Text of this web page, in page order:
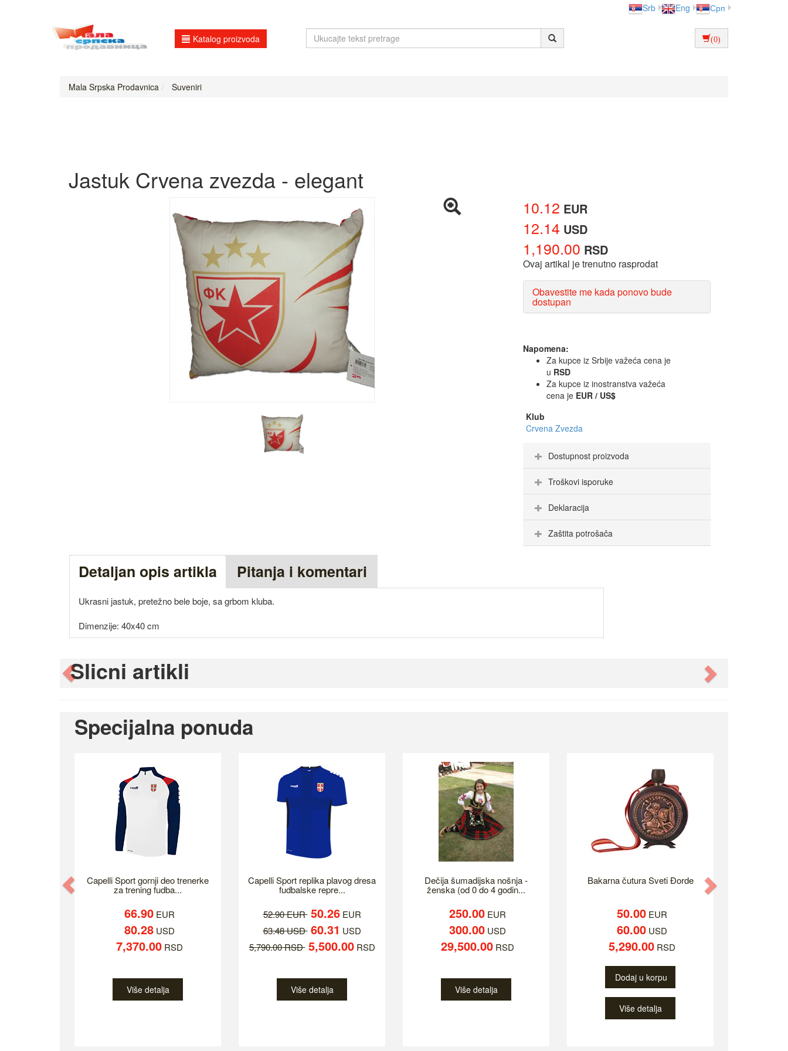
Srb Eng Срп
Katalog proizvoda (0)
Mala Srpska Prodavnica Suveniri
Jastuk Crvena zvezda - elegant
10.12 EUR
12.14 USD
1,190.00 RSD
Ovaj artikal je trenutno rasprodat
Obavestite me kada ponovo bude
dostupan
Napomena:
Za kupce iz Srbije važeća cena je
u RSD
Za kupce iz inostranstva važeća
cena je EUR / US$
Klub
Crvena Zvezda
Dostupnost proizvoda
Troškovi isporuke
Deklaracija
Zaštita potrošača
Detaljan opis artikla Pitanja i komentari
Ukrasni jastuk, pretežno bele boje, sa grbom kluba.
Dimenzije: 40x40 cm
Slicni artikli
Previous
Specijalna ponuda
Capelli Sport gornji deo trenerke
za trening fudba...
66.90EUR
80.28USD
7,370.00RSD
Više detalja
Capelli Sport replika plavog dresa
fudbalske repre...
52.90 EUR 50.26EUR
63.48 USD 60.31 USD
5,790.00 RSD 5,500.00RSD
Više detalja
Dečija šumadijska nošnja -
ženska (od 0 do 4 godin...
250.00 EUR
300.00 USD
29,500.00 RSD
Više detalja
Bakarna čutura Sveti Đorde
50.00EUR
60.00USD
5,290.00RSD
Dodaj u korpu
Više detalja
Previous